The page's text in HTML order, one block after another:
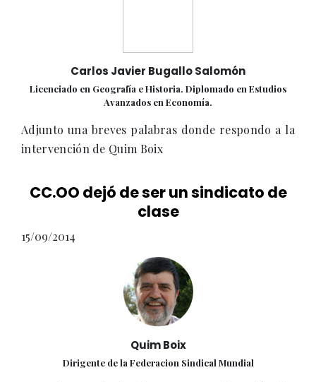
Carlos Javier Bugallo Salomón
Licenciado en Geografía e Historia. Diplomado en Estudios
Avanzados en Economía.
Adjunto una breves palabras donde respondo a la
intervención de Quim Boix
CC.OO dejó de ser un sindicato de
clase
15/09/2014
Quim Boix
Dirigente de la Federacion Sindical Mundial